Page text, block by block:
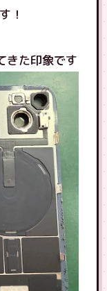
！
きた印象です